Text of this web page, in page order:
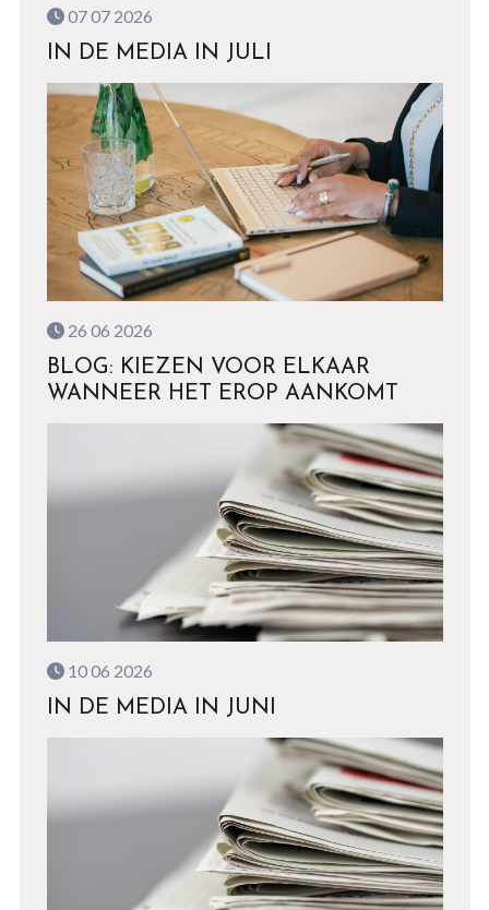
07 07 2026
IN DE MEDIA IN JULI
26 06 2026
BLOG: KIEZEN VOOR ELKAAR
WANNEER HET EROP AANKOMT
10 06 2026
IN DE MEDIA IN JUNI